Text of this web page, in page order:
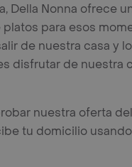
Della Nonna ofrece
para esos
de nuestra casa y
disfrutar de nuestra
nuestra oferta
tu domicilio